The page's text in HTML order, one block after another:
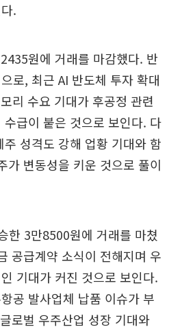
.
원에 거래를 마감했다. 반
로, 최근 AI 반도체 투자 확대
리 수요 기대가 후공정 관련
급이 붙은 것으로 보인다. 다
성격도 강해 업황 기대와 함
가 변동성을 키운 것으로 풀이
한 3만8500원에 거래를 마쳤
공급계약 소식이 전해지며 우
기대가 커진 것으로 보인다.
공 발사업체 납품 이슈가 부
로벌 우주산업 성장 기대와